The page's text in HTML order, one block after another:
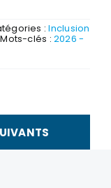
:Inclusion
Mots-clés :2026 -